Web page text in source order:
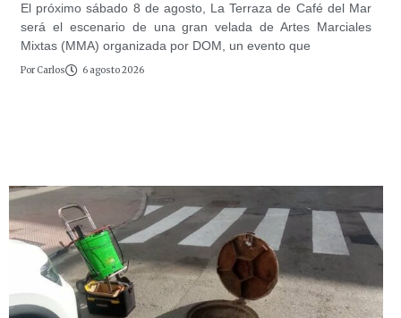
El próximo sábado 8 de agosto, La Terraza de Café del Mar
será el escenario de una gran velada de Artes Marciales
Mixtas (MMA) organizada por DOM, un evento que
Por Carlos 6 agosto 2026